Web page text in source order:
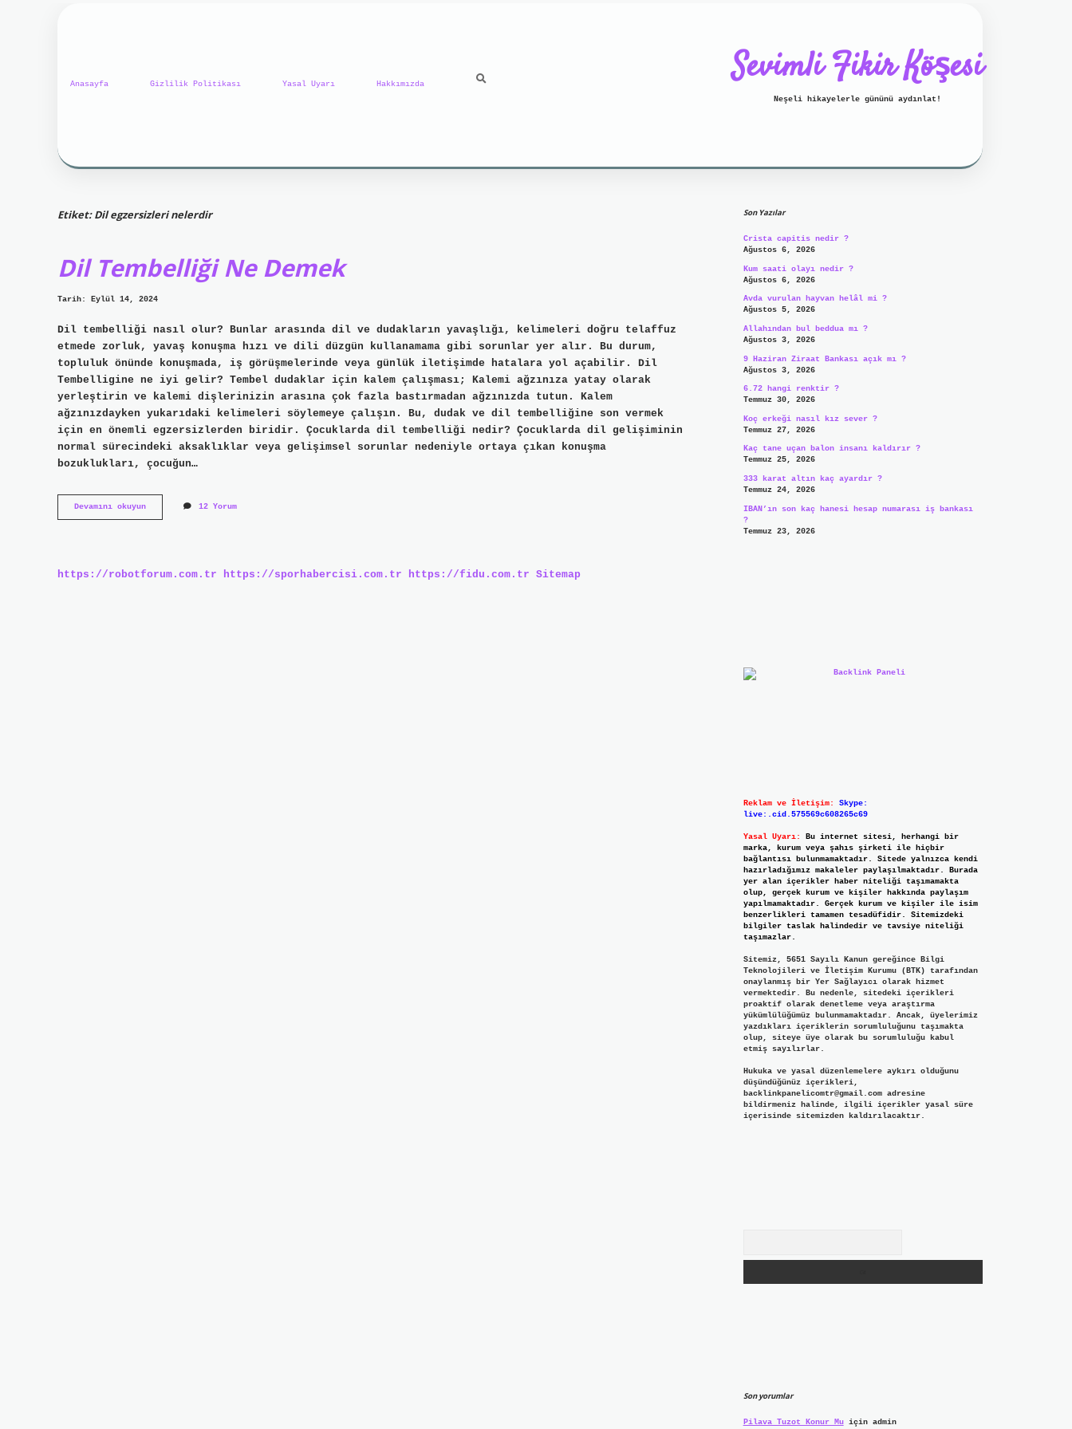
Anasayfa Gizlilik Politikası Yasal Uyarı Hakkımızda Sevimli Fikir Köşesi
Neşeli hikayelerle gününü aydınlat!
Etiket:Dil egzersizleri nelerdir
Dil Tembelliği Ne Demek
Tarih: Eylül 14, 2024
Dil tembelliği nasıl olur? Bunlar arasında dil ve dudakların yavaşlığı, kelimeleri doğru telaffuz
etmede zorluk, yavaş konuşma hızı ve dili düzgün kullanamama gibi sorunlar yer alır. Bu durum,
topluluk önünde konuşmada, iş görüşmelerinde veya günlük iletişimde hatalara yol açabilir. Dil
Tembelligine ne iyi gelir? Tembel dudaklar için kalem çalışması; Kalemi ağzınıza yatay olarak
yerleştirin ve kalemi dişlerinizin arasına çok fazla bastırmadan ağzınızda tutun. Kalem
ağzınızdayken yukarıdaki kelimeleri söylemeye çalışın. Bu, dudak ve dil tembelliğine son vermek
için en önemli egzersizlerden biridir. Çocuklarda dil tembelliği nedir? Çocuklarda dil gelişiminin
normal sürecindeki aksaklıklar veya gelişimsel sorunlar nedeniyle ortaya çıkan konuşma
bozuklukları, çocuğun…
Devamını okuyunDil
Tembelliği
12 Yorum
https://robotforum.com.tr https://sporhabercisi.com.tr https://fidu.com.tr Sitemap
Son Yazılar
Crista capitis nedir ?
Ağustos 6, 2026
Kum saati olayı nedir ?
Ağustos 6, 2026
Avda vurulan hayvan helâl mi ?
Ağustos 5, 2026
Allahından bul beddua mı ?
Ağustos 3, 2026
9 Haziran Ziraat Bankası açık mı ?
Ağustos 3, 2026
6.72 hangi renktir ?
Temmuz 30, 2026
Koç erkeği nasıl kız sever ?
Temmuz 27, 2026
Kaç tane uçan balon insanı kaldırır ?
Temmuz 25, 2026
333 karat altın kaç ayardır ?
Temmuz 24, 2026
IBAN’ın son kaç hanesi hesap numarası iş bankası
?
Temmuz 23, 2026
Reklam ve İletişim:
Skype:
live:.cid.575569c608265c69
Yasal Uyarı:
Bu internet sitesi, herhangi bir
marka, kurum veya şahıs şirketi ile hiçbir
bağlantısı bulunmamaktadır. Sitede yalnızca kendi
hazırladığımız makaleler paylaşılmaktadır. Burada
yer alan içerikler haber niteliği taşımamakta
olup, gerçek kurum ve kişiler hakkında paylaşım
yapılmamaktadır. Gerçek kurum ve kişiler ile isim
benzerlikleri tamamen tesadüfidir. Sitemizdeki
bilgiler taslak halindedir ve tavsiye niteliği
taşımazlar.
Sitemiz, 5651 Sayılı Kanun gereğince Bilgi
Teknolojileri ve İletişim Kurumu (BTK) tarafından
onaylanmış bir Yer Sağlayıcı olarak hizmet
vermektedir. Bu nedenle, sitedeki içerikleri
proaktif olarak denetleme veya araştırma
yükümlülüğümüz bulunmamaktadır. Ancak, üyelerimiz
yazdıkları içeriklerin sorumluluğunu taşımakta
olup, siteye üye olarak bu sorumluluğu kabul
etmiş sayılırlar.
Hukuka ve yasal düzenlemelere aykırı olduğunu
düşündüğünüz içerikleri,
backlinkpanelicomtr@gmail.comadresine
bildirmeniz halinde, ilgili içerikler yasal süre
içerisinde sitemizden kaldırılacaktır.
Son yorumlar
Pilava Tuzot Konur Muiçin admin